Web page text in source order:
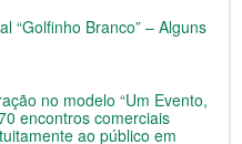
“Golfinho Branco” – Alguns
no modelo “Um Evento,
encontros comerciais
ao público em